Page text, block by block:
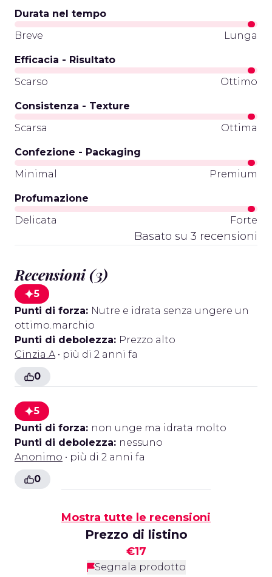
Durata nel tempo
Breve
Lunga
Efficacia - Risultato
Scarso
Ottimo
Consistenza - Texture
Scarsa
Ottima
Confezione - Packaging
Minimal
Premium
Profumazione
Delicata
Forte
Basato su 3 recensioni
Recensioni (3)
5
Punti di forza: Nutre e idrata senza ungere un
ottimo.marchio
Punti di debolezza: Prezzo alto
Cinzia.A • più di 2 anni fa
0
5
Punti di forza: non unge ma idrata molto
Punti di debolezza: nessuno
Anonimo • più di 2 anni fa
0
Mostra tutte le recensioni
Prezzo di listino
€17
Segnala prodotto